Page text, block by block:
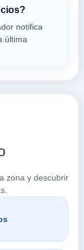
VER PRECIOS
notifica
última
zona y descubrir